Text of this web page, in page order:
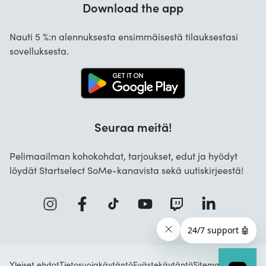
Usein kysytyt kysymykset
Startselect App
Työpaikat
Download the app
Nauti 5 %:n alennuksesta ensimmäisestä tilauksestasi
sovelluksesta.
Seuraa meitä!
Pelimaailman kohokohdat, tarjoukset, edut ja hyödyt
löydät Startselect SoMe-kanavista sekä uutiskirjeestä!